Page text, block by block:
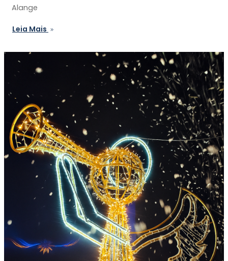
Alange
Leia Mais